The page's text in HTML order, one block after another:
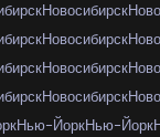
Новосибирск
Новосибирск
Новосибирск
Новосибирск
Нью-ЙоркНью-Йорк